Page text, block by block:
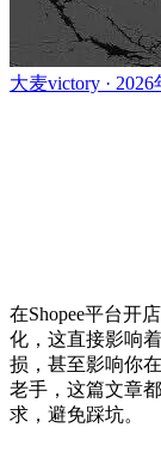
大麦victory · 2026
在Shopee平台开
化，这直接影响
损，甚至影响你
老手，这篇文章
求，避免踩坑。